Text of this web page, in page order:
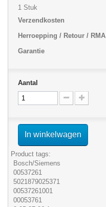
1 Stuk
Verzendkosten
Herroepping / Retour / RMA
Garantie
Aantal
In winkelwagen
Product tags:
Bosch/Siemens
00537261
5021879025371
00537261001
00053761